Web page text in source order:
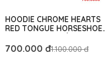
HOODIE CHROME HEARTS
RED TONGUE HORSESHOE
RỘNG - BM AUTHENTIC
700.000 đ1.100.000 đ